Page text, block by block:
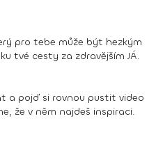
pro tebe může být hezkým
tvé cesty za zdravějším JÁ.
a pojď si rovnou pustit video
že v něm najdeš inspiraci.